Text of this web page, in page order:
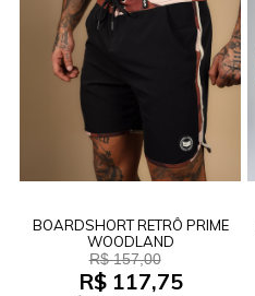
BOARDSHORT RETRÔ PRIME
WOODLAND
R$ 157,00
R$ 117,75